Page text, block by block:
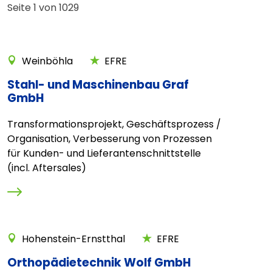
Seite 1 von 1029
Weinböhla EFRE
Stahl- und Maschinenbau Graf
GmbH
Transformationsprojekt, Geschäftsprozess /
Organisation, Verbesserung von Prozessen
für Kunden- und Lieferantenschnittstelle
(incl. Aftersales)
Hohenstein-Ernstthal EFRE
Orthopädietechnik Wolf GmbH